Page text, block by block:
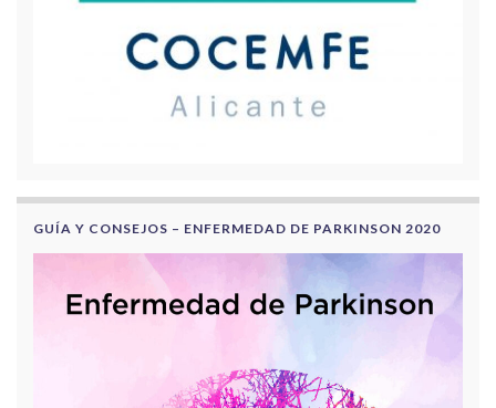
GUÍA Y CONSEJOS – ENFERMEDAD DE PARKINSON 2020